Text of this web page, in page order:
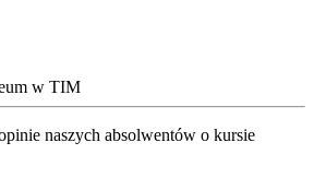
w TIM
naszych absolwentów o kursie